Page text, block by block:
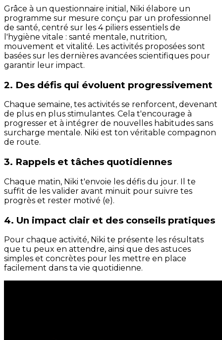
Grâce à un questionnaire initial, Niki élabore un
programme sur mesure conçu par un professionnel
de santé, centré sur les 4 piliers essentiels de
l'hygiène vitale : santé mentale, nutrition,
mouvement et vitalité. Les activités proposées sont
basées sur les dernières avancées scientifiques pour
garantir leur impact.
2. Des défis qui évoluent progressivement
Chaque semaine, tes activités se renforcent, devenant
de plus en plus stimulantes. Cela t'encourage à
progresser et à intégrer de nouvelles habitudes sans
surcharge mentale. Niki est ton véritable compagnon
de route.
3. Rappels et tâches quotidiennes
Chaque matin, Niki t'envoie les défis du jour. Il te
suffit de les valider avant minuit pour suivre tes
progrès et rester motivé (e).
4. Un impact clair et des conseils pratiques
Pour chaque activité, Niki te présente les résultats
que tu peux en attendre, ainsi que des astuces
simples et concrètes pour les mettre en place
facilement dans ta vie quotidienne.